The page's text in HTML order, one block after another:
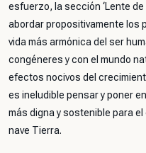
esfuerzo, la sección ‘Lente
abordar propositivamente los
vida más armónica del ser
congéneres y con el mundo
efectos nocivos del
es ineludible pensar y poner
más digna y sostenible para
nave Tierra.